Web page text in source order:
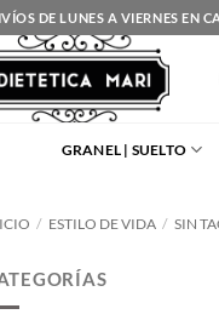
DE LUNES A VIERNES EN
GRANEL | SUELTO
/ ESTILO DE VIDA / SIN